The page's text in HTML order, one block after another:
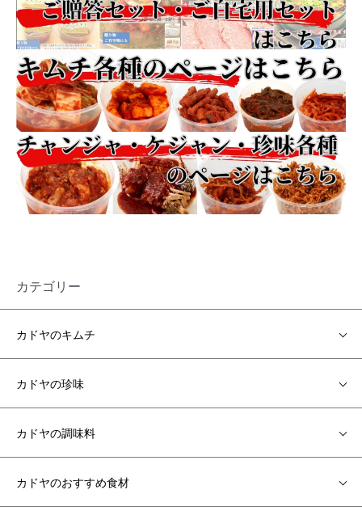
カテゴリー
カドヤのキムチ
カドヤの珍味
カドヤの調味料
カドヤのおすすめ食材